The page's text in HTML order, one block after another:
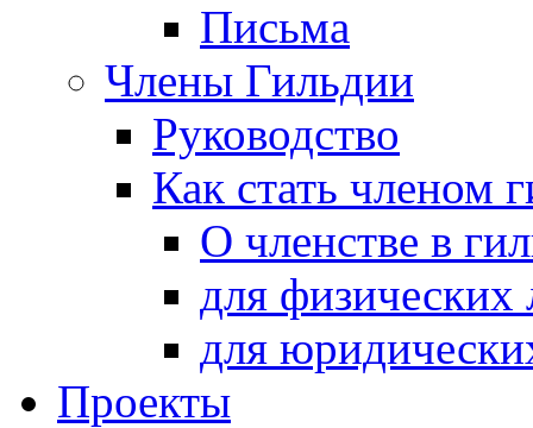
Письма
Члены Гильдии
Руководство
Как стать членом
О членстве в
для физических
для
Проекты